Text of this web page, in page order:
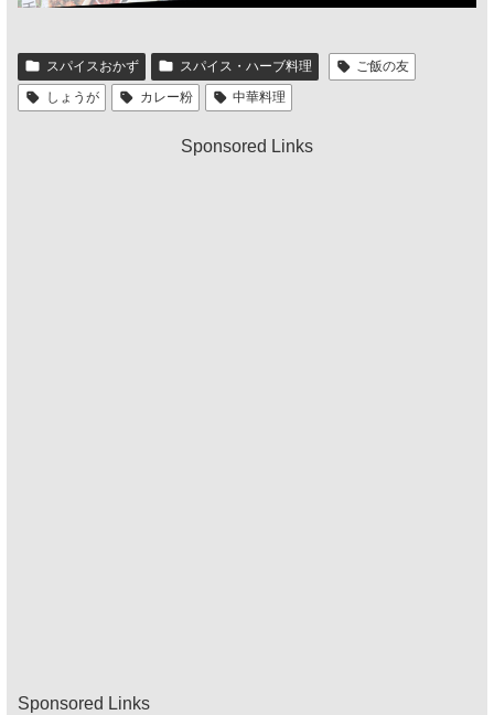
スパイスおかず スパイス・ハーブ料理
ご飯の友
しょうが
カレー粉 中華料理
Sponsored Links
Sponsored Links